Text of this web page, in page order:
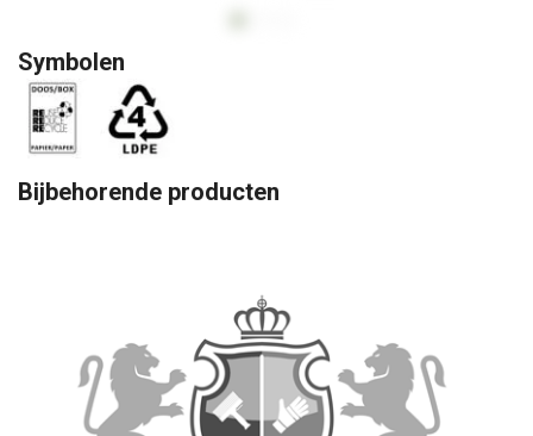
Symbolen
Bijbehorende producten